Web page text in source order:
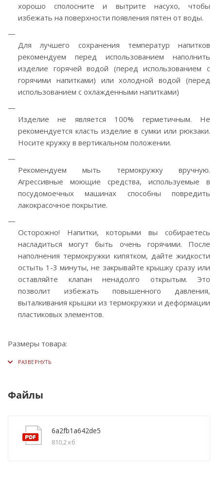
хорошо сполосните и вытрите насухо, чтобы
избежать на поверхности появления пятен от воды.
Для лучшего сохранения температур напитков
рекомендуем перед использованием наполнить
изделие горячей водой (перед использованием с
горячими напитками) или холодной водой (перед
использованием с охлажденными напитками)
Изделие не является 100% герметичным. Не
рекомендуется класть изделие в сумки или рюкзаки.
Носите кружку в вертикальном положении.
Рекомендуем мыть термокружку вручную.
Агрессивные моющие средства, используемые в
посудомоечных машинах способны повредить
лакокрасочное покрытие.
Осторожно! Напитки, которыми вы собираетесь
насладиться могут быть очень горячими. После
наполнения термокружки кипятком, дайте жидкости
остыть 1-3 минуты, не закрывайте крышку сразу или
оставляйте клапан ненадолго открытым. Это
позволит избежать повышенного давления,
выталкивания крышки из термокружки и деформации
пластиковых элементов.
Размеры товара:
Файлы
6a2fb1a642de5
810,2 кб